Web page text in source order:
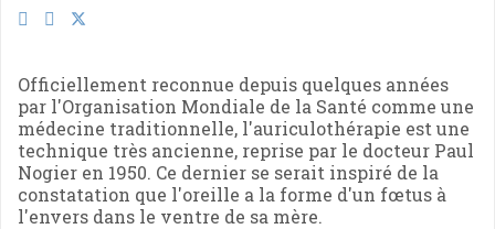
Officiellement reconnue depuis quelques années
par l'Organisation Mondiale de la Santé comme une
médecine traditionnelle, l'auriculothérapie est une
technique très ancienne, reprise par le docteur Paul
Nogier en 1950. Ce dernier se serait inspiré de la
constatation que l'oreille a la forme d'un fœtus à
l'envers dans le ventre de sa mère.